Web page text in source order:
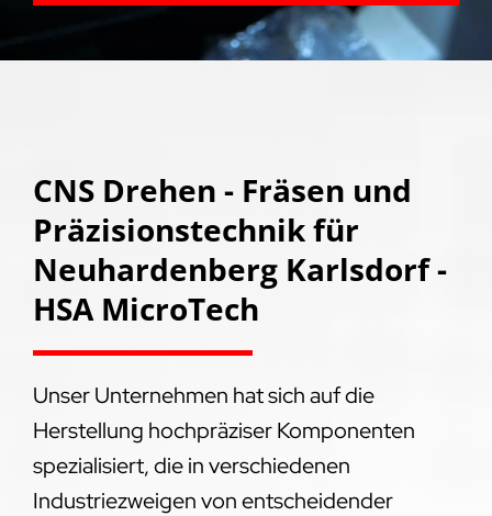
CNS Drehen - Fräsen und
Präzisionstechnik für
Neuhardenberg Karlsdorf -
HSA MicroTech
Unser Unternehmen hat sich auf die
Herstellung hochpräziser Komponenten
spezialisiert, die in verschiedenen
Industriezweigen von entscheidender